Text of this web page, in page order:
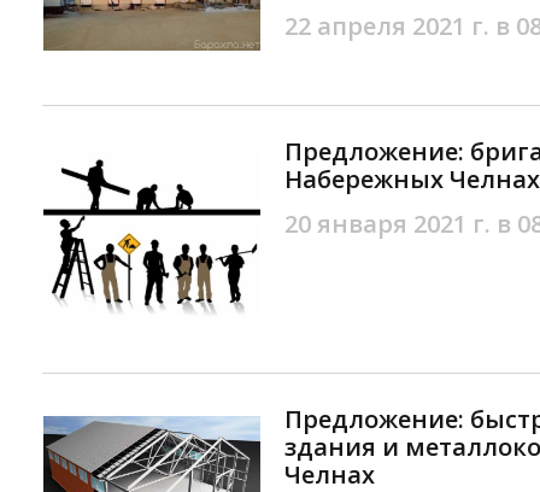
22 апреля 2021 г. в
Предложение:
Набережных Челнах
20 января 2021 г. в
Предложение:
здания и
Челнах